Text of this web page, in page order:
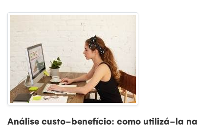
Análise custo-benefício: como utilizá-la na